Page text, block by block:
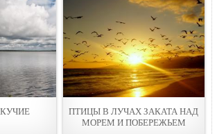
ПТИЦЫ В ЛУЧAХ ЗАКАТА НАД
МОРЕМ И ПОБЕРЕЖЬЕМ